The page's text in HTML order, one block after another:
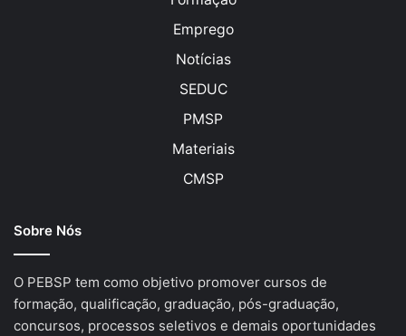
Emprego
Notícias
SEDUC
PMSP
Materiais
CMSP
Sobre Nós
O PEBSP tem como objetivo promover cursos de
formação, qualificação, graduação, pós-graduação,
concursos, processos seletivos e demais oportunidades